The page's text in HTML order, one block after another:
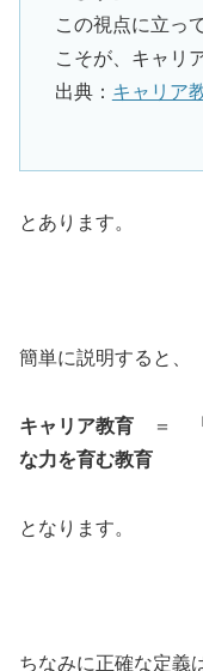
この視点に立っ
こそが、キャリ
出典： キャリア
とあります。
簡単に説明すると、
キャリア教育 ＝
な力を育む教育
となります。
ちなみに正確な定義